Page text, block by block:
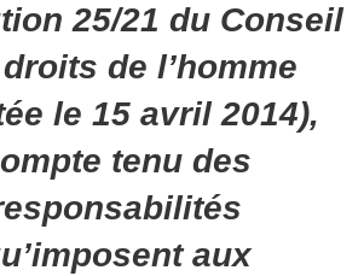
25/21 du Conseil
de l’homme
le 15 avril 2014),
tenu des
aux